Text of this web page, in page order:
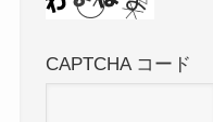
CAPTCHA コード